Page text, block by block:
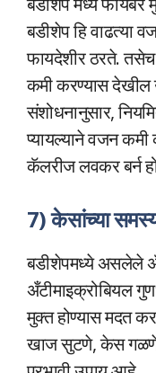
बडीशेप हि वाढत्या
फायदेशीर ठरते. तसेच
कमी करण्यास देखील
संशोधनानुसार,
प्यायल्याने वजन
कॅलरीज लवकर बर्न
7) केसांच्या
बडीशेपमध्ये असलेले
अँटीमाइक्रोबियल
मुक्त होण्यास मदत
खाज सुटणे, केस गळणे